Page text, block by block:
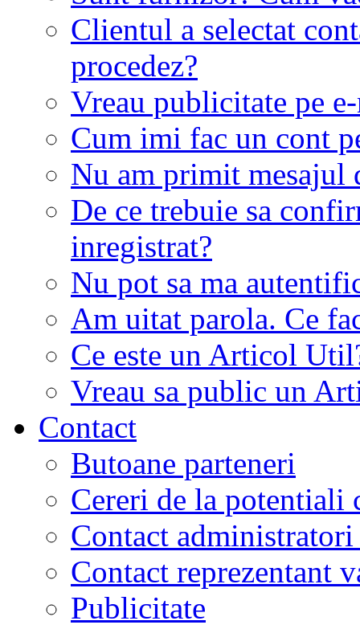
Clientul a selectat
procedez?
Vreau publicitate pe
Cum imi fac un cont
Nu am primit mesajul
De ce trebuie sa
inregistrat?
Nu pot sa ma
Am uitat parola. Ce
Ce este un Articol
Vreau sa public un
Contact
Butoane parteneri
Cereri de la potentiali
Contact
Contact reprezentant
Publicitate